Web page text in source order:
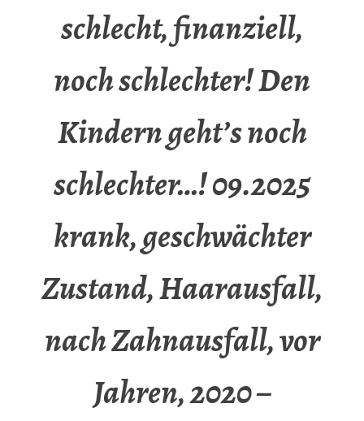
schlecht, finanziell,
noch schlechter! Den
Kindern geht’s noch
schlechter…! 09.2025
krank, geschwächter
Zustand, Haarausfall,
nach Zahnausfall, vor
Jahren, 2020 –